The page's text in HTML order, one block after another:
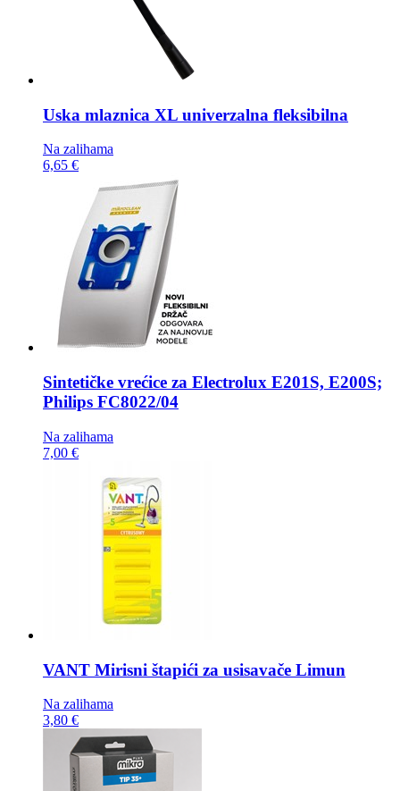
Uska mlaznica XL univerzalna fleksibilna
Na zalihama
6,65 €
Sintetičke vrećice za Electrolux E201S, E200S;
Philips FC8022/04
Na zalihama
7,00 €
VANT Mirisni štapići za usisavače Limun
Na zalihama
3,80 €